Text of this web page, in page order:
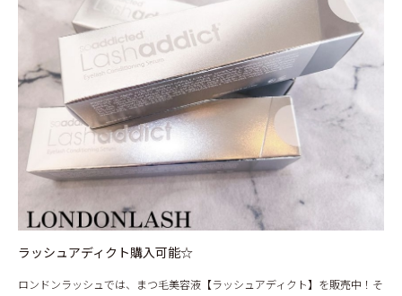
ラッシュアディクト購入可能☆
ロンドンラッシュでは、まつ毛美容液【ラッシュアディクト】を販売中！ そ